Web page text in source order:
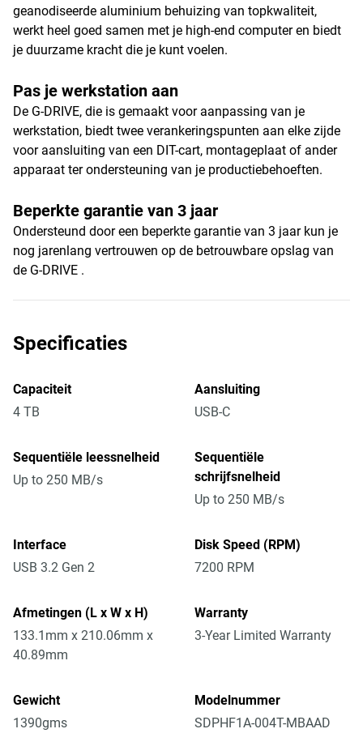
geanodiseerde aluminium behuizing van topkwaliteit,
werkt heel goed samen met je high-end computer en biedt
je duurzame kracht die je kunt voelen.
Pas je werkstation aan
De G-DRIVE, die is gemaakt voor aanpassing van je
werkstation, biedt twee verankeringspunten aan elke zijde
voor aansluiting van een DIT-cart, montageplaat of ander
apparaat ter ondersteuning van je productiebehoeften.
Beperkte garantie van 3 jaar
Ondersteund door een beperkte garantie van 3 jaar kun je
nog jarenlang vertrouwen op de betrouwbare opslag van
de G-DRIVE .
Specificaties
Capaciteit
4 TB
Aansluiting
USB-C
Sequentiële leessnelheid
Up to 250 MB/s
Sequentiële
schrijfsnelheid
Up to 250 MB/s
Interface
USB 3.2 Gen 2
Disk Speed (RPM)
7200 RPM
Afmetingen (L x W x H)
133.1mm x 210.06mm x
40.89mm
Warranty
3-Year Limited Warranty
Gewicht
1390gms
Modelnummer
SDPHF1A-004T-MBAAD